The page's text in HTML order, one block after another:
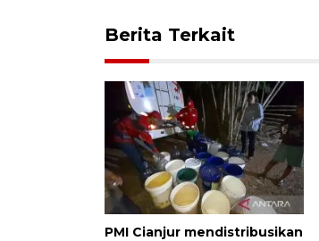
Berita Terkait
PMI Cianjur mendistribusikan